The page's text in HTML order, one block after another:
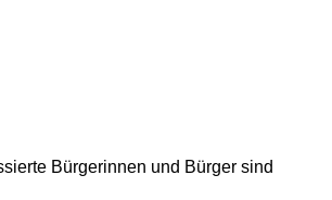
Bürgerinnen und Bürger sind